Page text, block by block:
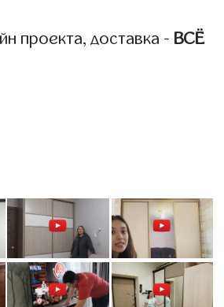
проекта, доставка - ВСЁ